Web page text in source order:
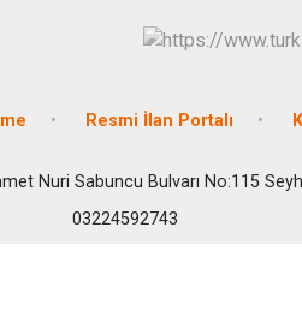
Resmi İlan Portalı
Nuri Sabuncu Bulvarı No:115
03224592743